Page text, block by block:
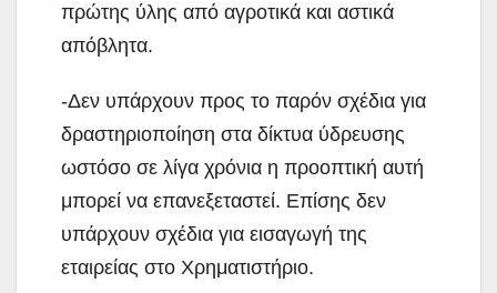
πρώτης ύλης από αγροτικά και αστικά
απόβλητα.
-Δεν υπάρχουν προς το παρόν σχέδια για
δραστηριοποίηση στα δίκτυα ύδρευσης
ωστόσο σε λίγα χρόνια η προοπτική αυτή
μπορεί να επανεξεταστεί. Επίσης δεν
υπάρχουν σχέδια για εισαγωγή της
εταιρείας στο Χρηματιστήριο.